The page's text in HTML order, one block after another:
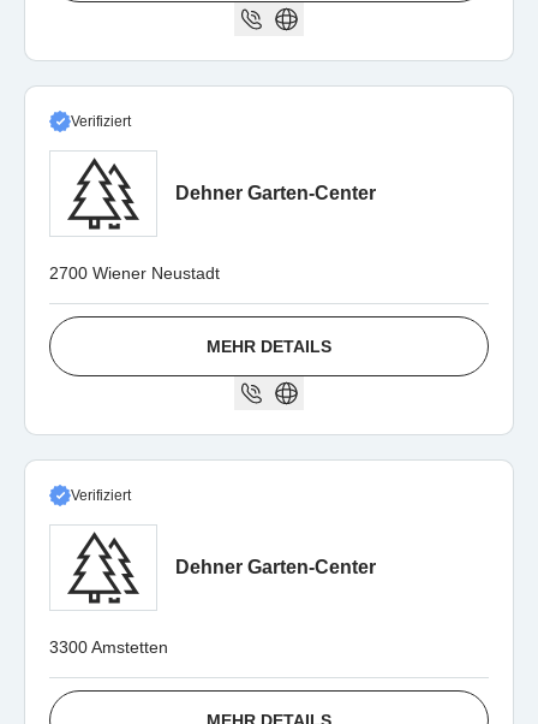
Verifiziert
Dehner Garten-Center
2700 Wiener Neustadt
MEHR DETAILS
Verifiziert
Dehner Garten-Center
3300 Amstetten
MEHR DETAILS